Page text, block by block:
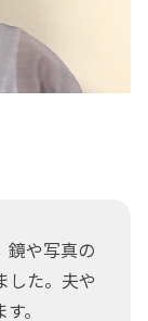
鏡や写真の
した。夫や
。